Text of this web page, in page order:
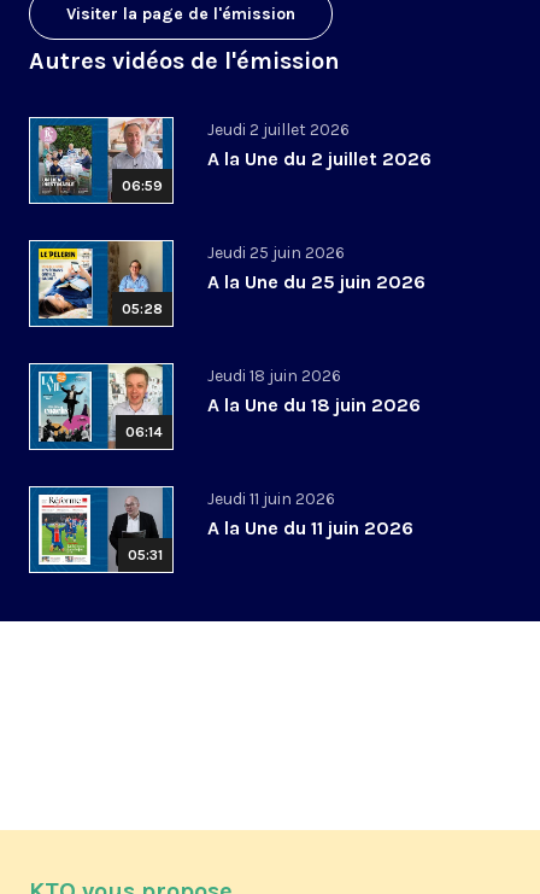
Visiter la page de l'émission
Autres vidéos de l'émission
06:59
Jeudi 2 juillet 2026
A la Une du 2 juillet 2026
05:28
Jeudi 25 juin 2026
A la Une du 25 juin 2026
06:14
Jeudi 18 juin 2026
A la Une du 18 juin 2026
05:31
Jeudi 11 juin 2026
A la Une du 11 juin 2026